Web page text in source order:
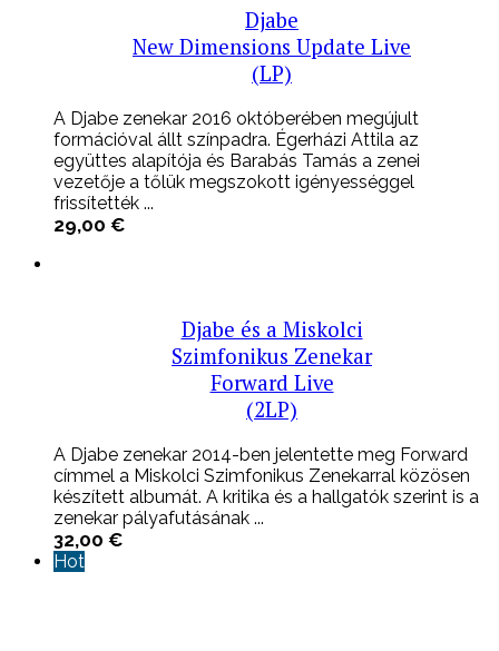
Djabe
New Dimensions Update Live
(LP)
A Djabe zenekar 2016 októberében megújult
formációval állt színpadra. Égerházi Attila az
együttes alapítója és Barabás Tamás a zenei
vezetője a tőlük megszokott igényességgel
frissítették ...
29,00 €
Djabe és a Miskolci
Szimfonikus Zenekar
Forward Live
(2LP)
A Djabe zenekar 2014-ben jelentette meg Forward
címmel a Miskolci Szimfonikus Zenekarral közösen
készített albumát. A kritika és a hallgatók szerint is a
zenekar pályafutásának ...
32,00 €
Hot